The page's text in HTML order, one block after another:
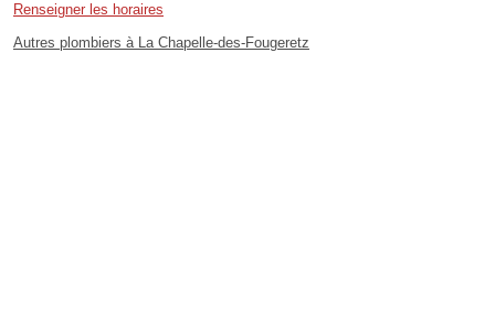
Renseigner les horaires
Autres plombiers à La Chapelle-des-Fougeretz